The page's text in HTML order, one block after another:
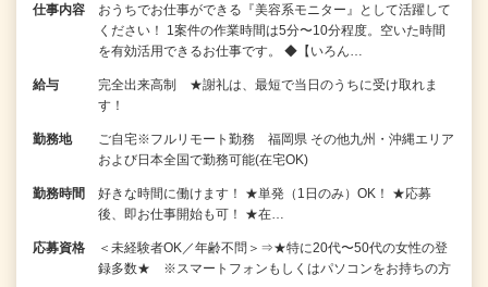
仕事内容
おうちでお仕事ができる『美容系モニター』として活躍して
ください！ 1案件の作業時間は5分〜10分程度。空いた時間
を有効活用できるお仕事です。 ◆【いろん…
給与
完全出来高制 ★謝礼は、最短で当日のうちに受け取れま
す！
勤務地
ご自宅※フルリモート勤務 福岡県 その他九州・沖縄エリア
および日本全国で勤務可能(在宅OK)
勤務時間
好きな時間に働けます！ ★単発（1日のみ）OK！ ★応募
後、即お仕事開始も可！ ★在…
応募資格
＜未経験者OK／年齢不問＞⇒★特に20代〜50代の女性の登
録多数★ ※スマートフォンもしくはパソコンをお持ちの方